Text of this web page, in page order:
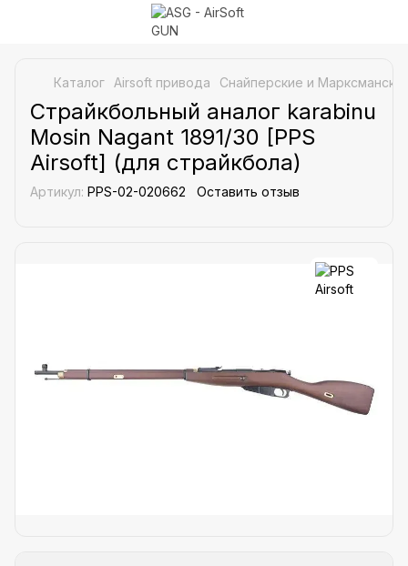
Каталог Airsoft привода Снайперские и
Страйкбольный аналог karabinu
Mosin Nagant 1891/30 [PPS
Airsoft] (для страйкбола)
Артикул: PPS-02-020662 Оставить отзыв